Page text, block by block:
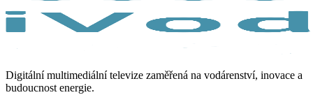
Digitální multimediální televize zaměřená na vodárenství, inovace a
budoucnost energie.